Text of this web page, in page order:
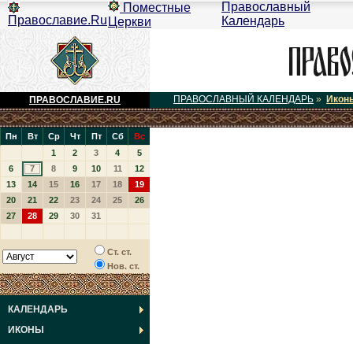
Православие.Ru
Поместные
Церкви
Православный
Календарь
ПРАВОСЛАВИЕ.RU ПРАВОСЛАВНЫЙ КАЛЕНДАРЬ »
Пн Вт Ср Чт Пт Сб
Вс
1
2 3 4
5
6
7 8 9 10 11
12
13
14 15 16 17 18
19
20
21 22 23 24 25
26
27
28 29 30 31
Ст. ст.
Нов. ст.
КАЛЕНДАРЬ
ИКОНЫ